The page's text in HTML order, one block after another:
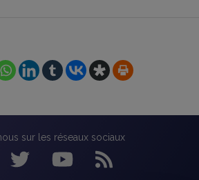
sur les réseaux sociaux